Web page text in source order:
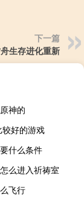
下一篇
生存进化重新
神的
好的游戏
什么条件
么进入祈祷室
飞行